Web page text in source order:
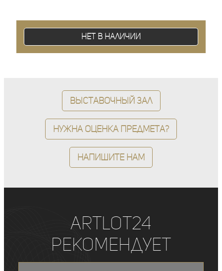
Нет в наличии
Выставочный зал
Нужна оценка предмета?
Напишите нам
ArtLot24
рекомендует